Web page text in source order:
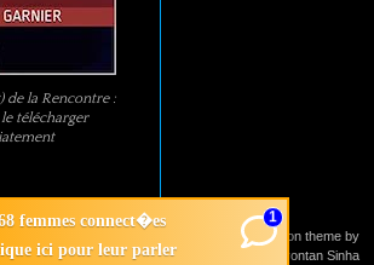
femmes connect�es
ici pour leur parler
1
de la Rencontre :
télécharger
Suffusion theme by
Sayontan Sinha